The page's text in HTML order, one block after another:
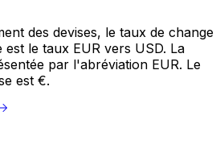
des devises, le taux de change
le taux EUR vers USD. La
par l'abréviation EUR. Le
est €.